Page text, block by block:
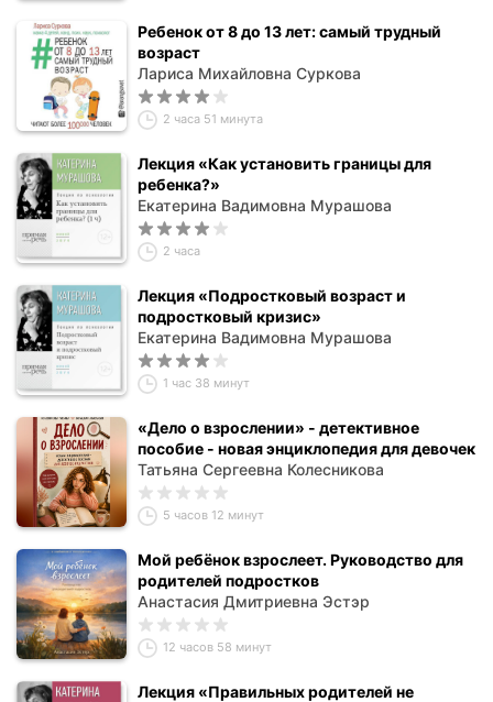
Ребенок от 8 до 13 лет: самый трудный
возраст
Лариса Михайловна Суркова
2 часа 51 минута
Лекция «Как установить границы для
ребенка?»
Екатерина Вадимовна Мурашова
2 часа
Лекция «Подростковый возраст и
подростковый кризис»
Екатерина Вадимовна Мурашова
1 час 38 минут
«Дело о взрослении» - детективное
пособие - новая энциклопедия для девочек
Татьяна Сергеевна Колесникова
5 часов 12 минут
Мой ребёнок взрослеет. Руководство для
родителей подростков
Анастасия Дмитриевна Эстэр
12 часов 58 минут
Лекция «Правильных родителей не